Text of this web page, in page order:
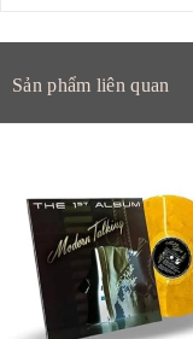
Sản phẩm liên quan